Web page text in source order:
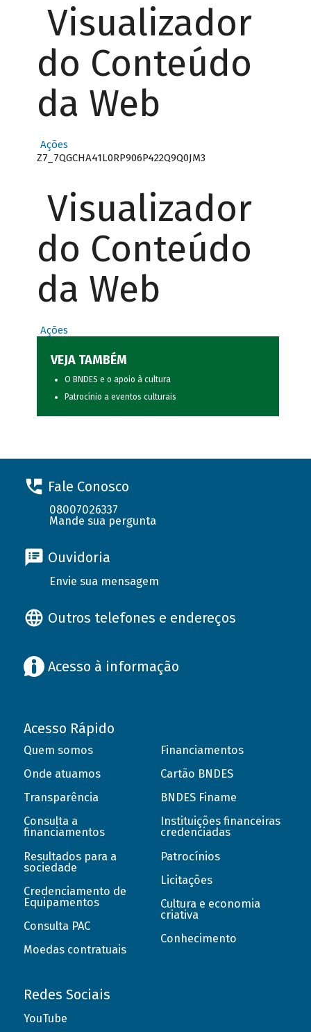
Visualizador
do Conteúdo
da Web
Ações
Z7_7QGCHA41L0RP906P422Q9Q0JM3
Visualizador
do Conteúdo
da Web
Ações
VEJA TAMBÉM
O BNDES e o apoio à cultura
Patrocínio a eventos culturais
Fale Conosco
08007026337
Mande sua pergunta
Ouvidoria
Envie sua mensagem
Outros telefones e endereços
Acesso à informação
Acesso Rápido
Quem somos
Onde atuamos
Transparência
Consulta a
financiamentos
Resultados para a
sociedade
Credenciamento de
Equipamentos
Consulta PAC
Moedas contratuais
Financiamentos
Cartão BNDES
BNDES Finame
Instituições financeiras
credenciadas
Patrocínios
Licitações
Cultura e economia
criativa
Conhecimento
Redes Sociais
YouTube